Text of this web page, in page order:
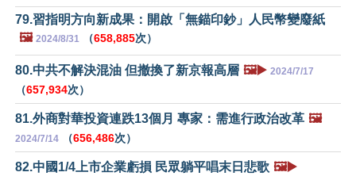
79.習指明方向新成果：開啟「無錨印鈔」人民幣變廢紙
🖼️ 2024/8/31 （658,885次）
80.中共不解決混油 但撤換了新京報高層 🖼️▶️ 2024/7/17
（657,934次）
81.外商對華投資連跌13個月 專家：需進行政治改革 🖼️
2024/7/14 （656,486次）
82.中國1/4上市企業虧損 民眾躺平唱末日悲歌 🖼️▶️